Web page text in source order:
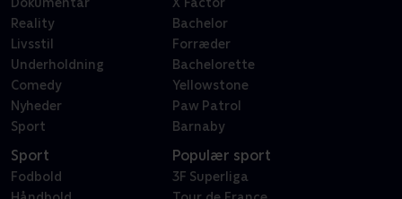
Dokumentar
Reality
Livsstil
Underholdning
Comedy
Nyheder
Sport
X Factor
Bachelor
Forræder
Bachelorette
Yellowstone
Paw Patrol
Barnaby
Sport
Fodbold
Populær sport
3F Superliga